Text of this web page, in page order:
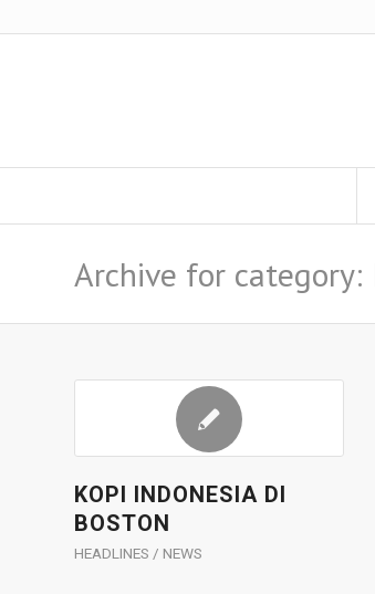
Archive for
KOPI INDONESIA DI
BOSTON
HEADLINES / NEWS